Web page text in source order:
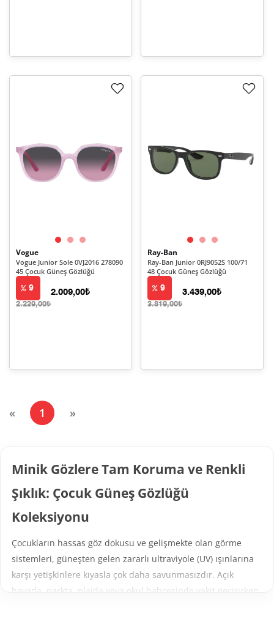
Vogue
Vogue Junior Sole 0VJ2016 278090
45 Çocuk Güneş Gözlüğü
9
2.229,00₺
2.009,00₺
Ray-Ban
Ray-Ban Junior 0RJ9052S 100/71
48 Çocuk Güneş Gözlüğü
9
3.819,00₺
3.439,00₺
« 1 (current)
»
Minik Gözlere Tam Koruma ve Renkli
Şıklık: Çocuk Güneş Gözlüğü
Koleksiyonu
Çocukların hassas göz dokusu ve gelişmekte olan görme
sistemleri, güneşten gelen zararlı ultraviyole (UV) ışınlarına
karşı yetişkinlere kıyasla çok daha savunmasızdır. Açık
havada, parkta, plajda veya okul bahçesinde vakit geçirirken